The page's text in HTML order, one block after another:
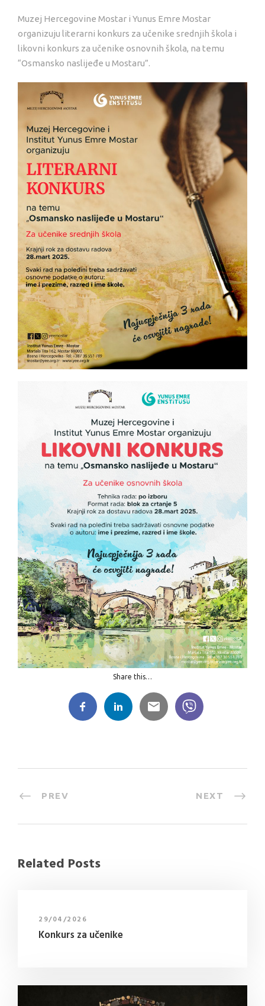
Muzej Hercegovine Mostar i Yunus Emre Mostar
organizuju literarni konkurs za učenike srednjih škola i
likovni konkurs za učenike osnovnih škola, na temu
“Osmansko naslijeđe u Mostaru”.
Share this…
PREV NEXT
Related Posts
29/04/2026
Konkurs za učenike